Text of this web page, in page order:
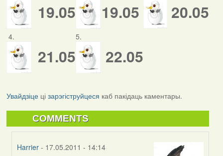
19.05 19.05 20.05
4.
21.05
5.
22.05
Увайдзіцеці зарэгіструйцеся каб пакідаць каментары.
COMMENTS
Harrier - 17.05.2011 - 14:14